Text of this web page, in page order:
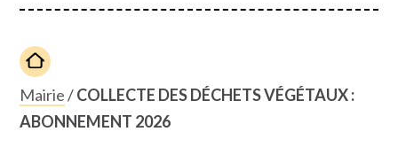
Mairie/COLLECTE DES DÉCHETS VÉGÉTAUX :
ABONNEMENT 2026